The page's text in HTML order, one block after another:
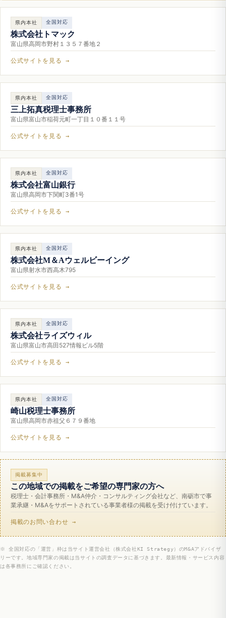
県内本社 全国対応
株式会社トマック
富山県高岡市野村１３５７番地２
公式サイトを見る →
県内本社 全国対応
三上拓真税理士事務所
富山県富山市稲荷元町一丁目１０番１１号
公式サイトを見る →
県内本社 全国対応
株式会社富山銀行
富山県高岡市下関町3番1号
公式サイトを見る →
県内本社 全国対応
株式会社M＆Aウェルビーイング
富山県射水市西高木795
公式サイトを見る →
県内本社 全国対応
株式会社ライズウィル
富山県富山市高田527情報ビル5階
公式サイトを見る →
県内本社 全国対応
崎山税理士事務所
富山県高岡市赤祖父６７９番地
公式サイトを見る →
掲載募集中
この地域での掲載をご希望の専門家の方へ
税理士・会計事務所・M&A仲介・コンサルティング会社など、南砺市で事
業承継・M&Aをサポートされている事業者様の掲載を受け付けています。
掲載のお問い合わせ →
※ 全国対応の「運営」枠は当サイト運営会社（株式会社KI Strategy）のM&Aアドバイザ
リーです。地域専門家の掲載は当サイトの調査データに基づきます。最新情報・サービス内容
は各事務所にご確認ください。